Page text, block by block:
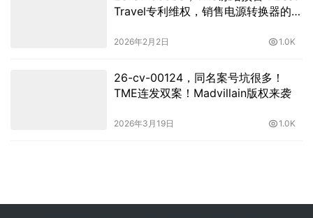
Travel专利维权，销售电源转换器的卖
2026年2月2日 1.0K
26-cv-00124，同名案号坑很多！
TME连发双案！Madvillain版权来袭
2026年3月19日 1.0K